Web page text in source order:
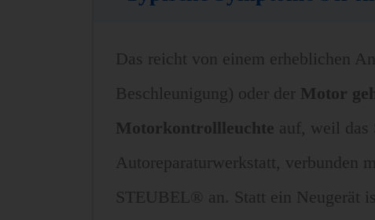
Das reicht von einem erheblichen
Beschleunigung) oder der Motor
Motorkontrollleuchte auf, weil das
Autoreparaturwerkstatt, verbunden
STEUBEL® an. Statt ein Neugerät